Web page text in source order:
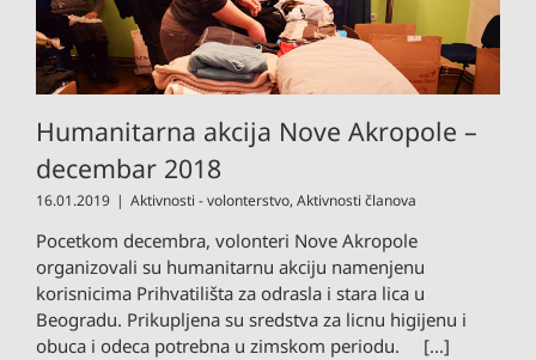
Humanitarna akcija Nove Akropole –
decembar 2018
16.01.2019 | Aktivnosti - volonterstvo, Aktivnosti članova
Pocetkom decembra, volonteri Nove Akropole
organizovali su humanitarnu akciju namenjenu
korisnicima Prihvatilišta za odrasla i stara lica u
Beogradu. Prikupljena su sredstva za licnu higijenu i
obuca i odeca potrebna u zimskom periodu. [...]